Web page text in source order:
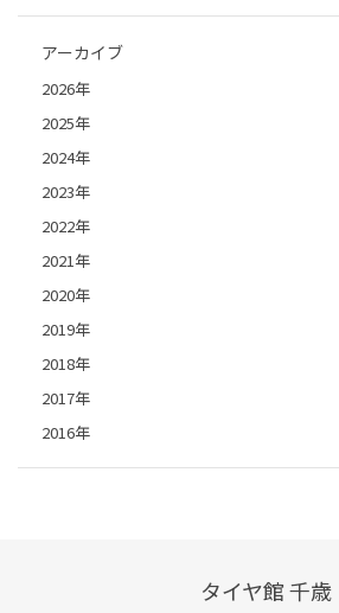
アーカイブ
2026年
2025年
2024年
2023年
2022年
2021年
2020年
2019年
2018年
2017年
2016年
タイヤ館 千歳